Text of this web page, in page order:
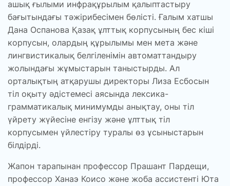
ашық ғылыми инфрақұрылым қалыптастыру
бағытындағы тәжірибесімен бөлісті. Ғалым хатшы
Дана Оспанова Қазақ ұлттық корпусының бес кіші
корпусын, олардың құрылымы мен мета және
лингвистикалық белгіленімін автоматтандыру
жолындағы жұмыстарын таныстырды. Ал
орталықтың атқарушы директоры Лиза Есбосын
тіл оқыту әдістемесі аясында лексика-
грамматикалық минимумды анықтау, оны тіл
үйрету жүйесіне енгізу және ұлттық тіл
корпусымен үйлестіру туралы өз ұсыныстарын
білдірді.
Жапон тарапынан профессор Прашант Пардещи,
профессор Ханаэ Коисо және жоба ассистенті Юта